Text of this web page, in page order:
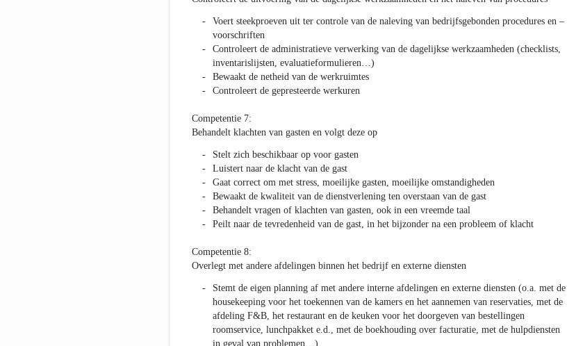
Voert steekproeven uit ter controle van de naleving van bedrijfsgebonden procedures en –
voorschriften
Controleert de administratieve verwerking van de dagelijkse werkzaamheden (checklists,
inventarislijsten, evaluatieformulieren…)
Bewaakt de netheid van de werkruimtes
Controleert de gepresteerde werkuren
Competentie 7:
Behandelt klachten van gasten en volgt deze op
Stelt zich beschikbaar op voor gasten
Luistert naar de klacht van de gast
Gaat correct om met stress, moeilijke gasten, moeilijke omstandigheden
Bewaakt de kwaliteit van de dienstverlening ten overstaan van de gast
Behandelt vragen of klachten van gasten, ook in een vreemde taal
Peilt naar de tevredenheid van de gast, in het bijzonder na een probleem of klacht
Competentie 8:
Overlegt met andere afdelingen binnen het bedrijf en externe diensten
Stemt de eigen planning af met andere interne afdelingen en externe diensten (o.a. met de
housekeeping voor het toekennen van de kamers en het aannemen van reservaties, met de
afdeling F&B, het restaurant en de keuken voor het doorgeven van bestellingen
roomservice, lunchpakket e.d., met de boekhouding over facturatie, met de hulpdiensten
in geval van problemen…)